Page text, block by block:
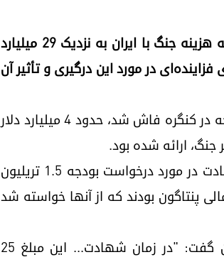
اربیل (کوردستان۲۴) ـ پنتاگون روز سه‌شنبه ۱۲ مه، اعلام کرد که هزینه جنگ با ایران به نزدیک ۲۹ میلیارد
در مورد این درگیری و تأثیر آن
این رقم جدید که توسط وزارت جنگ در جریان جلسه استماع بودجه در کنگره فاش شد، حدود ۴ میلیارد دلار
ارائه شده بود.
هگست و ژنرال دن کین، رئیس ستاد مشترک ارتش، در حال شهادت در مورد درخواست بودجه ۱.۵ تریلیون
امور مالی پنتاگون بودند که از آنها خواسته شد
هرست با اشاره به تخمین هگست در ۲۹ آوریل به قانونگذاران گفت: "در زمان شهادت... این مبلغ ۲۵